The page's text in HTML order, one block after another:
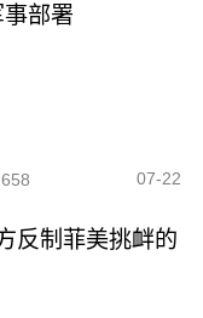
部署
07-22
反制菲美挑衅的